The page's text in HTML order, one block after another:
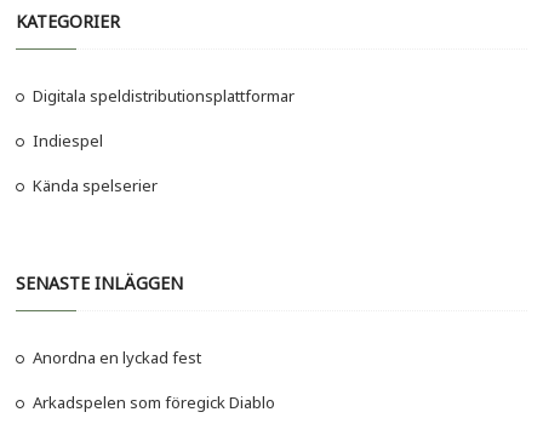
KATEGORIER
Digitala speldistributionsplattformar
Indiespel
Kända spelserier
SENASTE INLÄGGEN
Anordna en lyckad fest
Arkadspelen som föregick Diablo